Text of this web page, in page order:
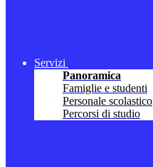
Servizi
Panoramica
Famiglie e studenti
Personale scolastico
Percorsi di studio